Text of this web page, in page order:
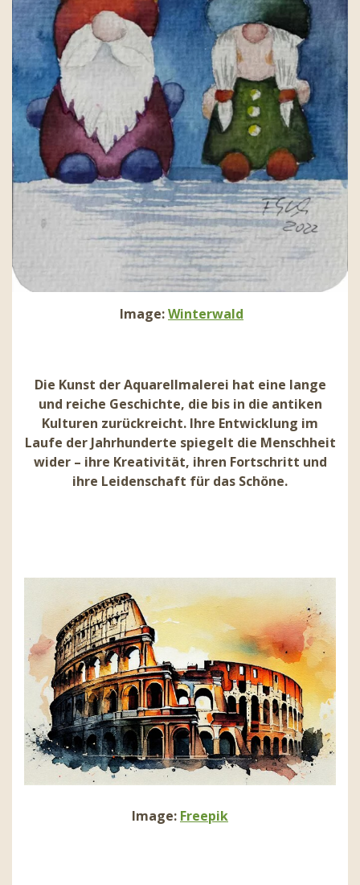
Image:Winterwald
Die Kunst der Aquarellmalerei hat eine lange
und reiche Geschichte, die bis in die antiken
Kulturen zurückreicht. Ihre Entwicklung im
Laufe der Jahrhunderte spiegelt die Menschheit
wider – ihre Kreativität, ihren Fortschritt und
ihre Leidenschaft für das Schöne.
Image: Freepik